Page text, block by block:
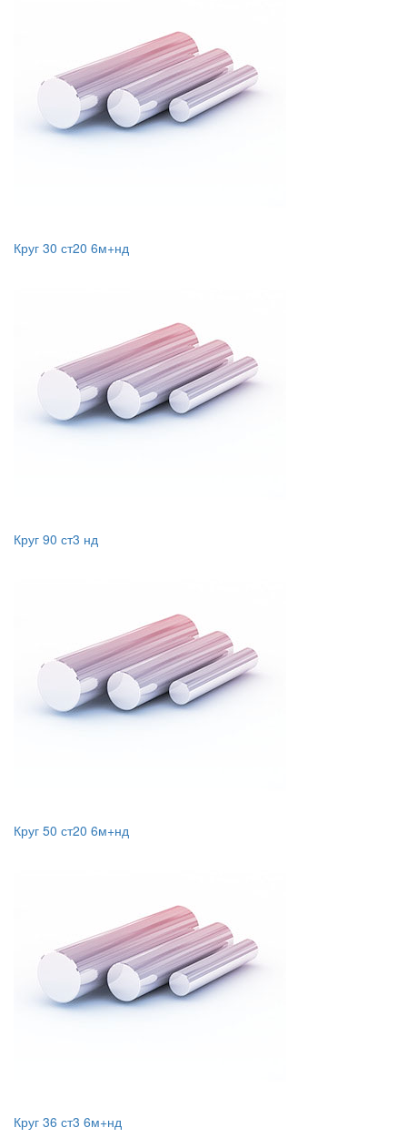
Круг 30 ст20 6м+нд
Круг 90 ст3 нд
Круг 50 ст20 6м+нд
Круг 36 ст3 6м+нд